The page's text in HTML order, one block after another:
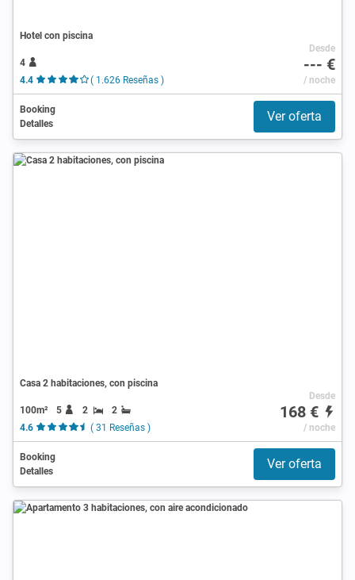
Hotel con piscina
4
4.4
( 1.626 Reseñas )
Desde
--- €
/ noche
Booking
Detalles
Ver oferta
Casa 2 habitaciones, con piscina
100m² 5 2
2
4.6
( 31 Reseñas )
Desde
168 €
/ noche
Booking
Detalles
Ver oferta